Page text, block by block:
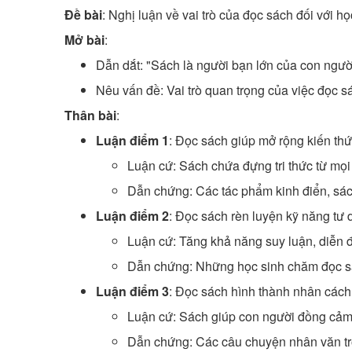
Đề bài: Nghị luận về vai trò của đọc sách đối với
Mở bài:
Dẫn dắt: "Sách là người bạn lớn của con
Nêu vấn đề: Vai trò quan trọng của việc đọc
Thân bài:
Luận điểm 1: Đọc sách giúp mở rộng kiến
Luận cứ: Sách chứa đựng tri thức từ
Dẫn chứng: Các tác phẩm kinh điển,
Luận điểm 2: Đọc sách rèn luyện kỹ năng tư
Luận cứ: Tăng khả năng suy luận, diễn
Dẫn chứng: Những học sinh chăm đọc
Luận điểm 3: Đọc sách hình thành nhân
Luận cứ: Sách giúp con người đồng
Dẫn chứng: Các câu chuyện nhân văn